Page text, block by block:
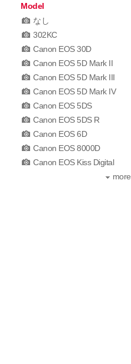
Model
なし
302KC
Canon EOS 30D
Canon EOS 5D Mark II
Canon EOS 5D Mark III
Canon EOS 5D Mark IV
Canon EOS 5DS
Canon EOS 5DS R
Canon EOS 6D
Canon EOS 8000D
Canon EOS Kiss Digital
more